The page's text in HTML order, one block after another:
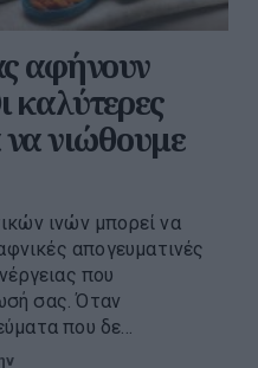
αφήνουν
καλύτερες
να νιώθουμε
ινών μπορεί να
απογευματινές
που
σας. Όταν
που δε...